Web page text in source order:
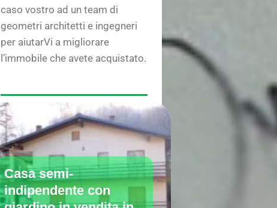
caso vostro ad un team di
geometri architetti e ingegneri
per aiutarVi a migliorare
l’immobile che avete acquistato.
Casa semi-
indipendente con